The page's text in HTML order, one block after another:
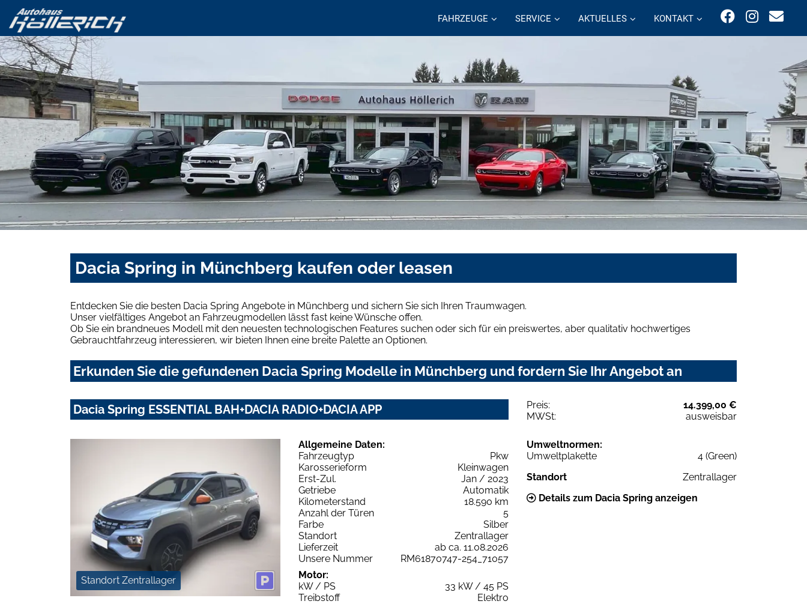
FAHRZEUGE SERVICE AKTUELLES KONTAKT
Dacia Spring in Münchberg kaufen oder leasen
Entdecken Sie die besten Dacia Spring Angebote in Münchberg und sichern Sie sich Ihren Traumwagen.
Unser vielfältiges Angebot an Fahrzeugmodellen lässt fast keine Wünsche offen.
Ob Sie ein brandneues Modell mit den neuesten technologischen Features suchen oder sich für ein preiswertes, aber qualitativ hochwertiges
Gebrauchtfahrzeug interessieren, wir bieten Ihnen eine breite Palette an Optionen.
Erkunden Sie die gefundenen Dacia Spring Modelle in Münchberg und fordern Sie Ihr Angebot an
Dacia Spring ESSENTIAL BAH+DACIA RADIO+DACIA APP Preis:
14.399,00 €
MWSt:
ausweisbar
Standort Zentrallager
Allgemeine Daten:
Fahrzeugtyp
Pkw
Karosserieform
Kleinwagen
Erst-Zul.
Jan / 2023
Getriebe
Automatik
Kilometerstand
18.590 km
Anzahl der Türen
5
Farbe
Silber
Standort
Zentrallager
Lieferzeit
ab ca. 11.08.2026
Unsere Nummer
RM61870747-254_71057
Motor:
kW / PS
33 kW / 45 PS
Treibstoff
Elektro
Umweltnormen:
Umweltplakette
4 (Green)
Standort
Zentrallager
Details zum Dacia Spring anzeigen